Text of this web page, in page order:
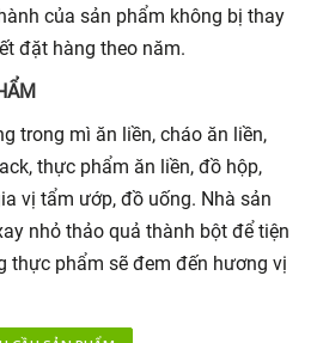
của sản phẩm không bị thay
đặt hàng theo năm.
trong mì ăn liền, cháo ăn liền,
thực phẩm ăn liền, đồ hộp,
vị tẩm ướp, đồ uống. Nhà sản
nhỏ thảo quả thành bột để tiện
thực phẩm sẽ đem đến hương vị